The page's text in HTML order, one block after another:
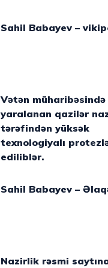
Sahil Babayev –
Vətən müharibəsində
yaralanan qazilər
tərəfindən yüksək
texnologiyalı
ediliblər.
Sahil Babayev –
Nazirlik rəsmi saytına daxil